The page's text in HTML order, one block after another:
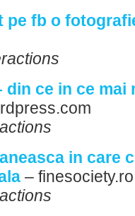
pe fb o
ce in ce mai
in care
– finesociety.ro